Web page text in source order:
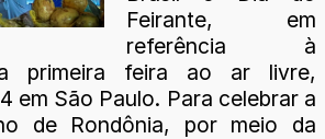
Feirante, em
referência à
primeira feira ao ar livre,
em São Paulo. Para celebrar a
de Rondônia, por meio da